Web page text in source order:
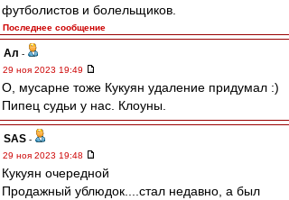
футболистов и болельщиков.
Последнее сообщение
Ал -
29 ноя 2023 19:49
О, мусарне тоже Кукуян удаление придумал :)
Пипец судьи у нас. Клоуны.
SAS -
29 ноя 2023 19:48
Кукуян очередной
Продажный ублюдок....стал недавно, а был